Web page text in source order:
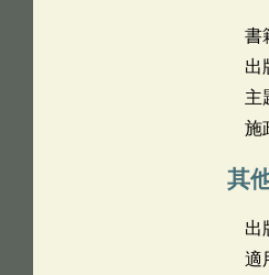
書
出
主
施
其
出
適